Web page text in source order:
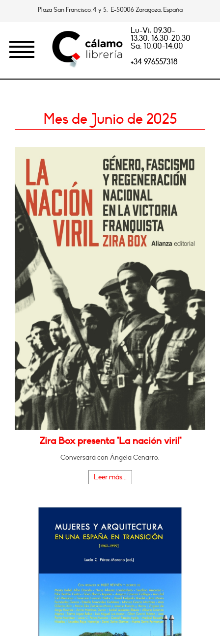
Plaza San Francisco, 4 y 5. E-50006 Zaragoza, España
Lu-Vi: 09.30-
13.30, 16.30-20.30
Sa: 10.00-14.00
+34 976557318
Mes de Junio de 2025
Zira Box presenta "La nación viril"
Conversará con Ángela Cenarro.
Leer más...